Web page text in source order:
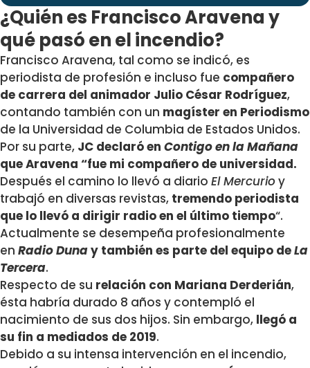
¿Quién es Francisco Aravena y
qué pasó en el incendio?
Francisco Aravena, tal como se indicó, es
periodista de profesión e incluso fue compañero
de carrera del animador Julio César Rodríguez,
contando también con un magíster en Periodismo
de la Universidad de Columbia de Estados Unidos.
Por su parte, JC declaró en Contigo en la Mañana
que Aravena “fue mi compañero de universidad.
Después el camino lo llevó a diario El Mercurioy
trabajó en diversas revistas, tremendo periodista
que lo llevó a dirigir radio en el último tiempo“.
Actualmente se desempeña profesionalmente
en Radio Dunay también es parte del equipo deLa
Tercera.
Respecto de su relación con Mariana Derderián,
ésta habría durado 8 años y contempló el
nacimiento de sus dos hijos. Sin embargo, llegó a
su fin a mediados de 2019.
Debido a su intensa intervención en el incendio,